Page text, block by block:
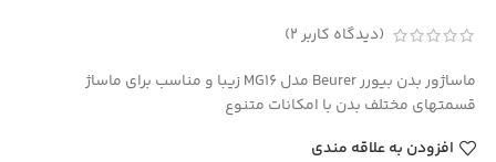
(دیدگاه کاربر2
)
ماساژور بدن بیورر Beurer مدل MG16 زیبا و مناسب برای ماساژ
قسمتهای مختلف بدن با امکانات متنوع
افزودن به علاقه مندی